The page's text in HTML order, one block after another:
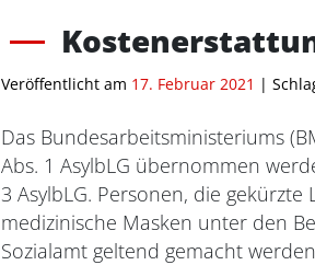
Veröffentlicht am 17. Februar 2021 |
Das Bundesarbeitsministeriums
Abs. 1 AsylbLG übernommen
3 AsylbLG. Personen, die
medizinische Masken unter den
Sozialamt geltend gemacht